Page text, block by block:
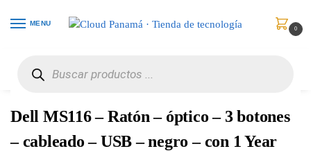
MENU
0
Dell MS116 – Ratón – óptico – 3 botones
– cableado – USB – negro – con 1 Year